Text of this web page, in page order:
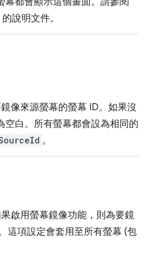
的說明文件。
像來源螢幕的螢幕 ID。如果沒
空白。所有螢幕都會設為相同的
。
啟用螢幕鏡像功能，則為要鏡
這項設定會套用至所有螢幕 (包